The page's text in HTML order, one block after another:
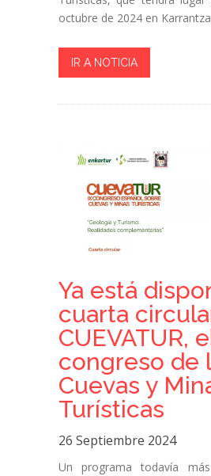
octubre de 2024 en
IR A NOTICIA
Ya está
cuarta
CUEVATUR,
congreso de
Cuevas y
Turísticas
26 Septiembre 2024
Un programa todavía